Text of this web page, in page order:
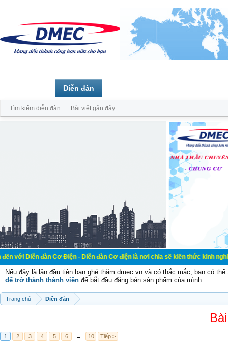
đàn Cơ Điện - Diễn đàn Cơ điện là nơi chia sẽ kiến thức kinh nghiệm
Nếu đây là lần đầu tiên bạn ghé thăm dmec.vn và có thắc mắc, bạn có
để trở thành thành viên để bắt đầu đăng bán sản phẩm của mình.
Trang chủ Diễn đàn
1 2 3 4 5 6 → 10 Tiếp >
Diễn đàn
Tìm kiếm diễn đàn Bài viết gần đây